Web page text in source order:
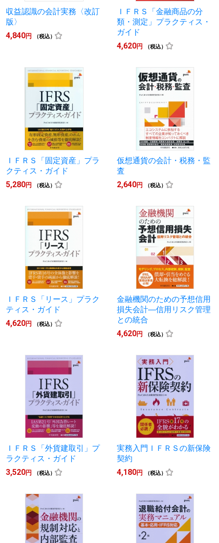
収益認識の会計実務〈改訂
版〉
4,840円 （税込）
ＩＦＲＳ「金融商品の分
類・測定」プラクティス・
ガイド
4,620円 （税込）
ＩＦＲＳ「固定資産」プラ
クティス・ガイド
5,280円 （税込）
仮想通貨の会計・税務・監
査
2,640円 （税込）
ＩＦＲＳ「リース」プラク
ティス・ガイド
4,620円 （税込）
金融機関のための予想信用
損失会計―信用リスク管理
との統合
4,620円 （税込）
ＩＦＲＳ「外貨建取引」プ
ラクティス・ガイド
3,520円 （税込）
実務入門ＩＦＲＳの新保険
契約
4,180円 （税込）